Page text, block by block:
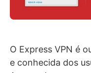
O Express VPN é
e conhecida dos